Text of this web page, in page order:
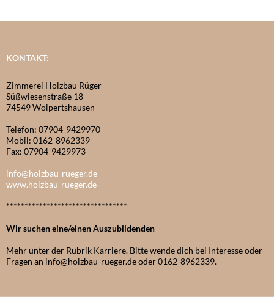
KONTAKT:
Zimmerei Holzbau Rüger
Süßwiesenstraße 18
74549 Wolpertshausen
Telefon: 07904-9429970
Mobil: 0162-8962339
Fax: 07904-9429973
info@holzbau-rueger.de
www.holzbau-rueger.de
*********************************
Wir suchen eine/einen Auszubildenden
Mehr unter der Rubrik Karriere. Bitte wende dich bei Interesse oder
Fragen an info@holzbau-rueger.de oder 0162-8962339.